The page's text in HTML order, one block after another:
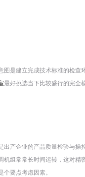
图是建立完成技术标准的检查
最好挑选当下比较盛行的完全
出产企业的产品质量检验与操
机组常常长时间运转，这对
要点考虑因素。